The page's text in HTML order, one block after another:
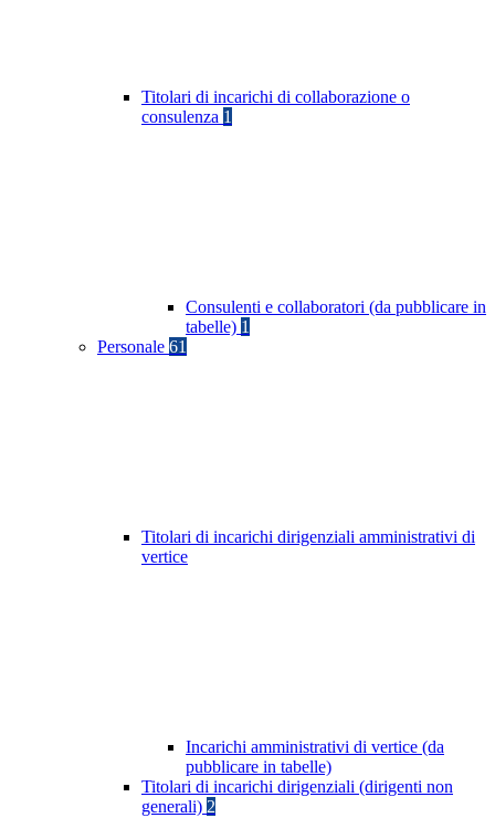
Titolari di incarichi di collaborazione o
consulenza 1
Consulenti e collaboratori (da pubblicare in
tabelle) 1
Personale 61
Titolari di incarichi dirigenziali amministrativi di
vertice
Incarichi amministrativi di vertice (da
pubblicare in tabelle)
Titolari di incarichi dirigenziali (dirigenti non
generali) 2